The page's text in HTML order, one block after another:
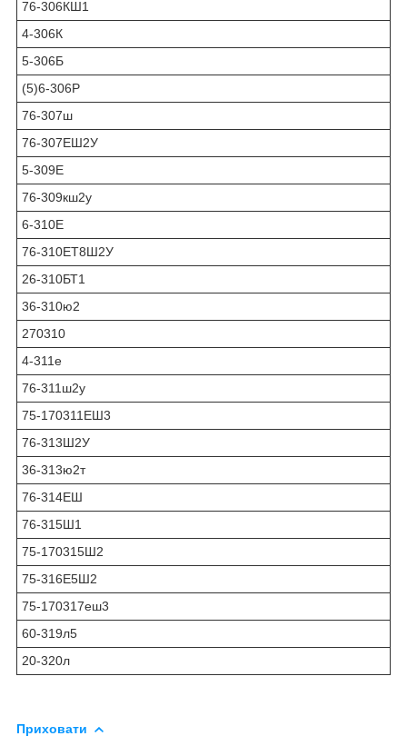
76-306КШ1
4-306К
5-306Б
(5)6-306P
76-307ш
76-307ЕШ2У
5-309E
76-309кш2у
6-310Е
76-310ЕТ8Ш2У
26-310БТ1
36-310ю2
270310
4-311е
76-311ш2у
75-170311ЕШ3
76-313Ш2У
36-313ю2т
76-314ЕШ
76-315Ш1
75-170315Ш2
75-316Е5Ш2
75-170317еш3
60-319л5
20-320л
Приховати